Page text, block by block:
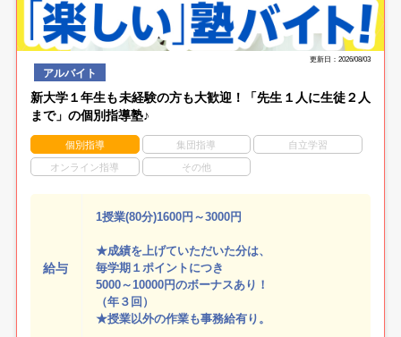
更新日：2026/08/03
アルバイト
新大学１年生も未経験の方も大歓迎！「先生１人に生徒２人
まで」の個別指導塾♪
個別指導 集団指導 自立学習
オンライン指導 その他
給与
1授業(80分)1600円～3000円
★成績を上げていただいた分は、
毎学期１ポイントにつき
5000～10000円のボーナスあり！
（年３回）
★授業以外の作業も事務給有り。